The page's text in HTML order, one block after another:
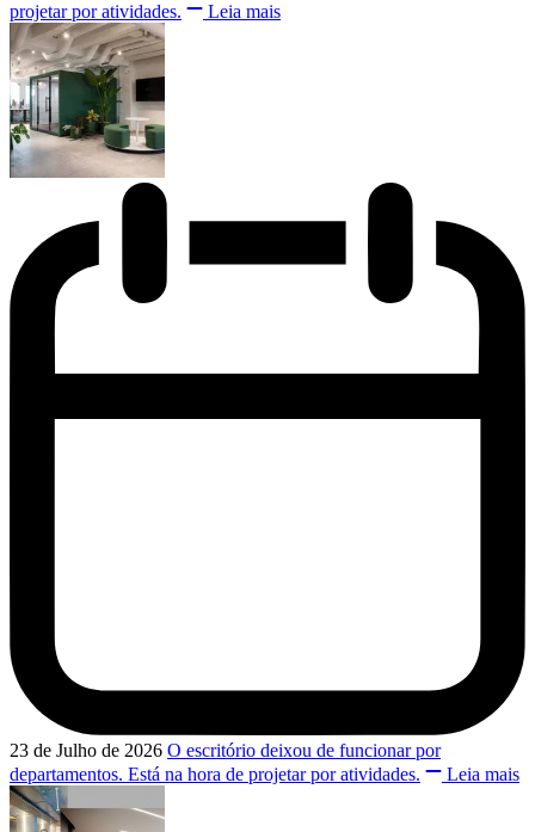
projetar por atividades.
Leia mais
23 de Julho de 2026 O escritório deixou de funcionar por
departamentos. Está na hora de projetar por atividades.
Leia mais